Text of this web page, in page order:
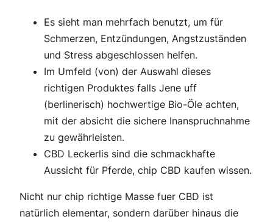
Es sieht man mehrfach benutzt, um für
Schmerzen, Entzündungen, Angstzuständen
und Stress abgeschlossen helfen.
Im Umfeld (von) der Auswahl dieses
richtigen Produktes falls Jene uff
(berlinerisch) hochwertige Bio-Öle achten,
mit der absicht die sichere Inanspruchnahme
zu gewährleisten.
CBD Leckerlis sind die schmackhafte
Aussicht für Pferde, chip CBD kaufen wissen.
Nicht nur chip richtige Masse fuer CBD ist
natürlich elementar, sondern darüber hinaus die